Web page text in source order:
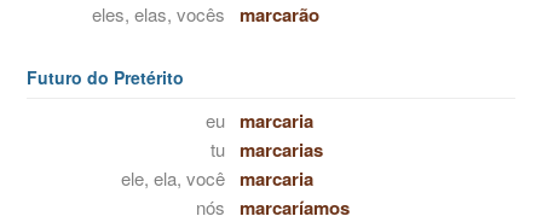
eles, elas, vocês marcarão
Futuro do Pretérito
eu marcaria
tu marcarias
ele, ela, você marcaria
nós marcaríamos